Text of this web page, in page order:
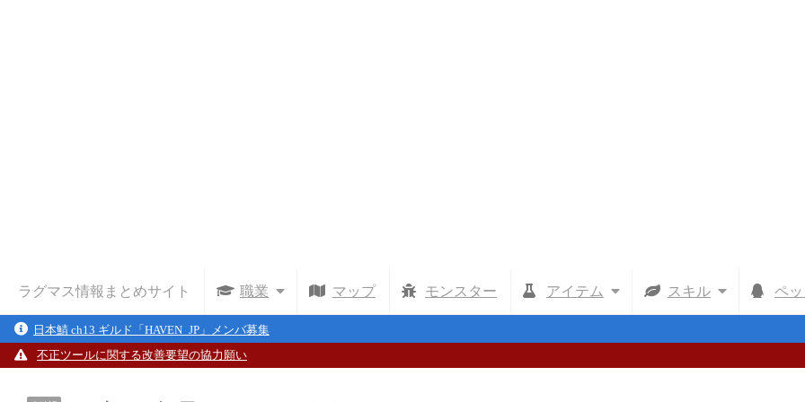
ラグマス情報まとめサイト 職業 マップ モンスター アイテム スキル ペッ
日本鯖 ch13 ギルド「HAVEN_JP」メンバ募集
不正ツールに関する改善要望の協力願い